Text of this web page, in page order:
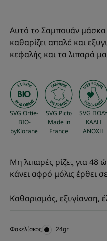
Αυτό το Σαμπουάν
καθαρίζει απαλά και
κεφαλής και τα λιπαρά
SVG Ortie-
BIO-
byKlorane
SVG Picto
Made in
France
SVG ΠΟΛΥ
ΚΑΛΗ
ΑΝΟΧΗ
Μη λιπαρές ρίζες για 48
κάνει αφρό μόλις έρθει
Καθαρισμός, εξυγίανση,
Φακελίσκος Φακελίσκος
24gr